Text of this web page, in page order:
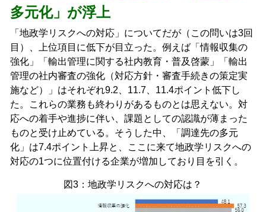
多元化」が浮上
「地政学リスクへの対応」についてだが（この問いは3回
目）、上位項目に低下が目立った。例えば「情報収集の
強化」「輸出管理に関する社内教育・普及啓蒙」「輸出
管理の社内審査の強化（対応方針・審査手続きの策定実
施など）」はそれぞれ9.2、11.7、11.4ポイント低下し
た。これらの業務も終わりがあるものとは思えない。対
応への着手や進捗に伴い、課題としての認識が薄まった
ものと受け止めている。そうした中、「調達先の多元
化」は7.4ポイント上昇と、ここに来て地政学リスクへの
対応の1つに位置付ける企業が増加しており目を引く。
図3：地政学リスクへの対応は？